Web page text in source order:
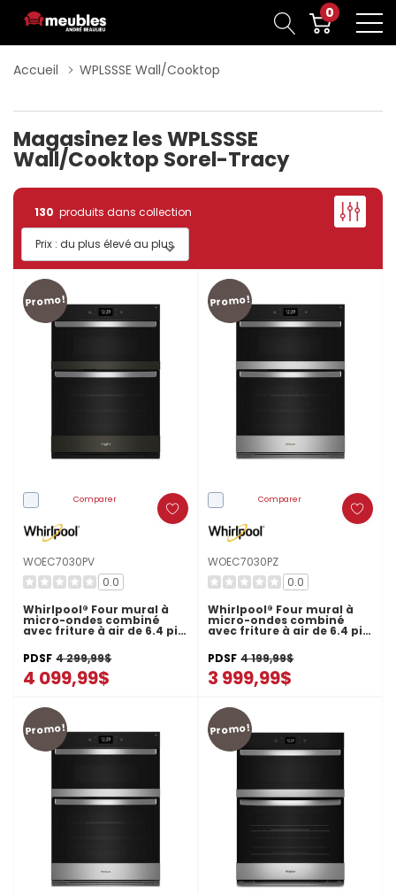
0
Accueil WPLSSSE Wall/Cooktop
Magasinez les WPLSSSE
Wall/Cooktop Sorel-Tracy
130 produits dans collection
Promo!
Comparer
WOEC7030PV
0.0
Whirlpool® Four mural à
micro-ondes combiné
avec friture à air de 6.4 pi
PDSF 4 299,99$
4 099,99$
Promo!
Comparer
WOEC7030PZ
0.0
Whirlpool® Four mural à
micro-ondes combiné
avec friture à air de 6.4 pi
PDSF 4 199,99$
3 999,99$
Promo! Promo!